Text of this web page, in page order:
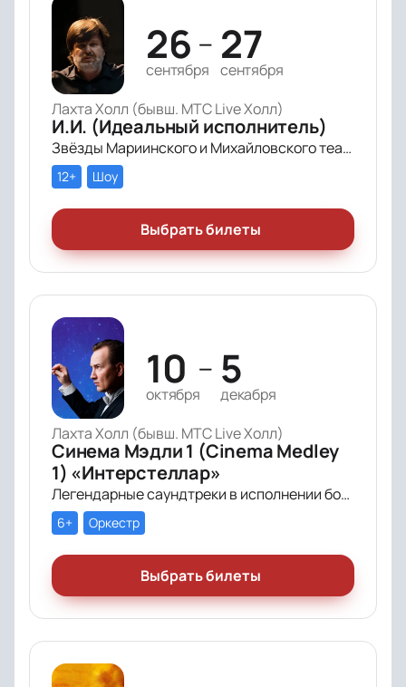
26
сентября
— 27
сентября
Лахта Холл (бывш. МТС Live Холл)
И.И. (Идеальный исполнитель)
Звёзды Мариинского и Михайловского театра и лауреаты премии «Онегин» выступят в цифровом симфоническом перформансе «ИИ» Рустама Сагдиева.
12+ Шоу
Выбрать билеты
10
октября
— 5
декабря
Лахта Холл (бывш. МТС Live Холл)
Синема Мэдли 1 (Cinema Medley
1) «Интерстеллар»
Легендарные саундтреки в исполнении большого симфонического оркестра Империал Оркестра (Imperial Orchestra), органа и звёздных солистов!
6+ Оркестр
Выбрать билеты